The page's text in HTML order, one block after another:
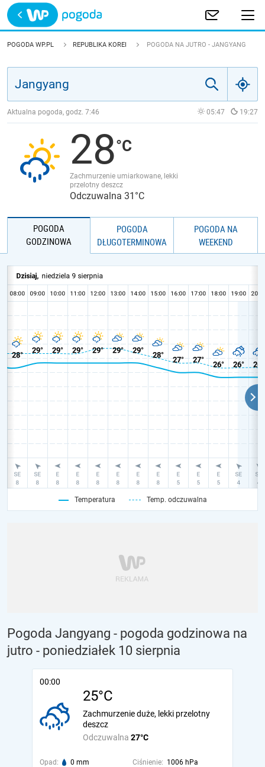
Trwa ładowanie
POLSKA
JAKOŚĆ POWIETRZA
POGODA WP.PL REPUBLIKA KOREI POGODA NA JUTRO - JANGYANG
Aktualna pogoda, godz. 7:46 05:47 19:27
28
Zachmurzenie umiarkowane, lekki
przelotny deszcz
Odczuwalna 31°C
POGODA
GODZINOWA
POGODA
DŁUGOTERMINOWA
POGODA NA
WEEKEND
Temperatura Temp. odczuwalna
Pogoda Jangyang - pogoda godzinowa na
jutro - poniedziałek 10 sierpnia
00:00
25°C
Odczuwalna 27°C
Zachmurzenie duże, lekki przelotny
deszcz
Opad: 0 mm Ciśnienie: 1006 hPa